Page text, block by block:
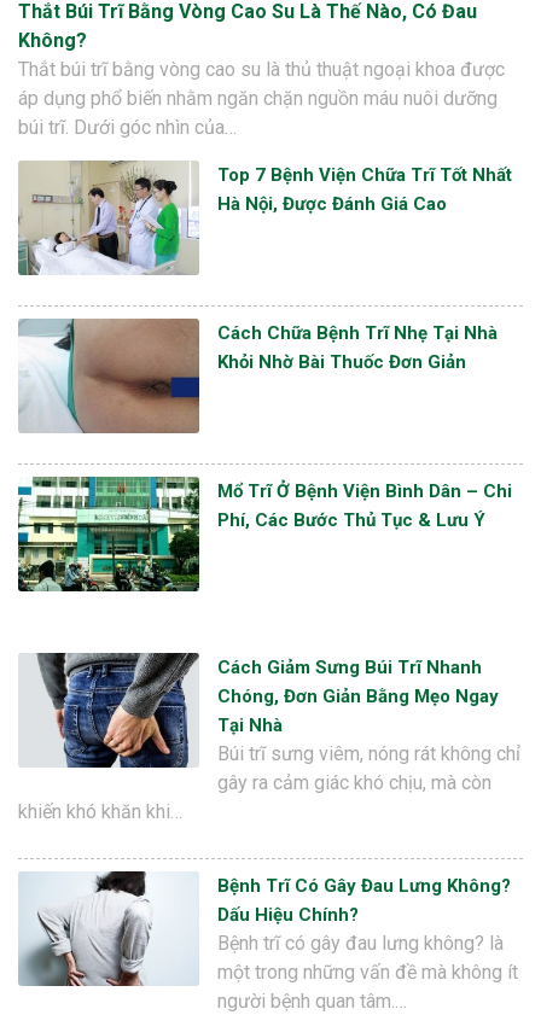
Thắt Búi Trĩ Bằng Vòng Cao Su Là Thế Nào, Có Đau
Không?
Thắt búi trĩ bằng vòng cao su là thủ thuật ngoại khoa được
áp dụng phổ biến nhằm ngăn chặn nguồn máu nuôi dưỡng
búi trĩ. Dưới góc nhìn của…
Top 7 Bệnh Viện Chữa Trĩ Tốt Nhất
Hà Nội, Được Đánh Giá Cao
Cách Chữa Bệnh Trĩ Nhẹ Tại Nhà
Khỏi Nhờ Bài Thuốc Đơn Giản
Mổ Trĩ Ở Bệnh Viện Bình Dân – Chi
Phí, Các Bước Thủ Tục & Lưu Ý
Cách Giảm Sưng Búi Trĩ Nhanh
Chóng, Đơn Giản Bằng Mẹo Ngay
Tại Nhà
Búi trĩ sưng viêm, nóng rát không chỉ
gây ra cảm giác khó chịu, mà còn
khiến khó khăn khi…
Bệnh Trĩ Có Gây Đau Lưng Không?
Dấu Hiệu Chính?
Bệnh trĩ có gây đau lưng không? là
một trong những vấn đề mà không ít
người bệnh quan tâm.…